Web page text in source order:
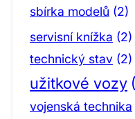
sbírka modelů (2)
servisní knížka (2)
technický stav (2)
užitkové vozy
vojenská technika